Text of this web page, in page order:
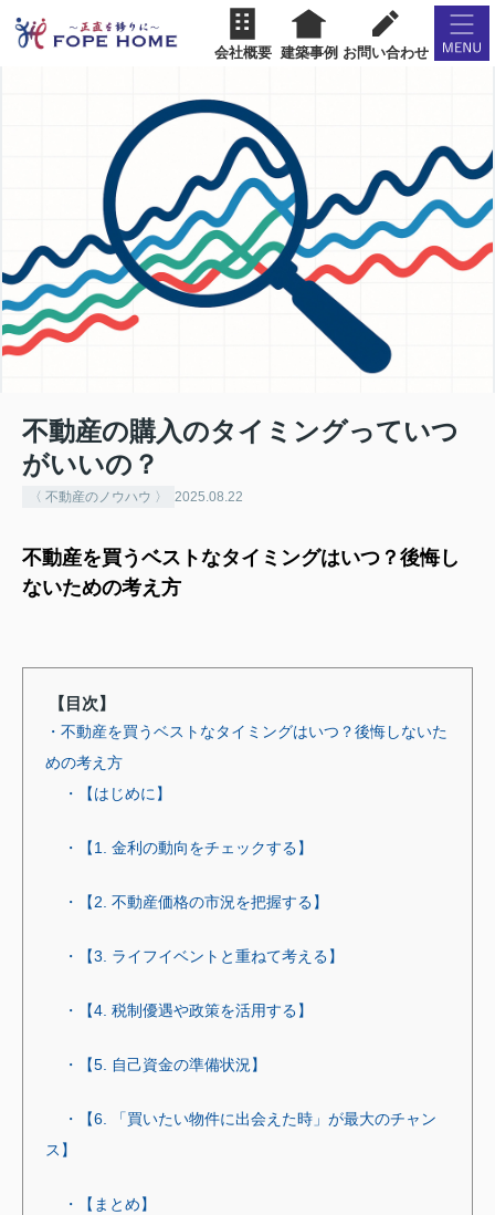
会社概要 建築事例 お問い合わせ
不動産の購入のタイミングっていつ
がいいの？
〈 不動産のノウハウ 〉 2025.08.22
不動産を買うベストなタイミングはいつ？後悔し
ないための考え方
【目次】
・不動産を買うベストなタイミングはいつ？後悔しないた
めの考え方
・【はじめに】
・【1. 金利の動向をチェックする】
・【2. 不動産価格の市況を把握する】
・【3. ライフイベントと重ねて考える】
・【4. 税制優遇や政策を活用する】
・【5. 自己資金の準備状況】
・【6. 「買いたい物件に出会えた時」が最大のチャン
ス】
・【まとめ】